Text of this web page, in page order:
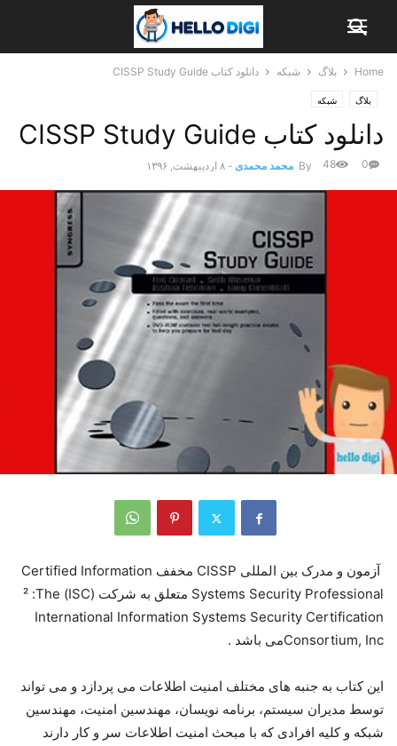
Home بلاگ شبکه دانلود کتاب CISSP Study Guide
بلاگ شبکه
دانلود کتاب CISSP Study Guide
By محمد محمدی - ۸ اردیبهشت, ۱۳۹۶ 0
48
آزمون و مدرک بين المللی CISSP مخفف Certified Information
Systems Security Professional متعلق به شرکت (ISC) ² :The
International Information Systems Security Certification
Consortium, Incمی باشد .
این کتاب به جنبه های مختلف امنیت اطلاعات می پردازد و می تواند
توسط مدیران سیستم، برنامه نویسان، مهندسین امنیت، مهندسین
شبکه و کلیه افرادی که با مبحث امنیت اطلاعات سر و کار دارند